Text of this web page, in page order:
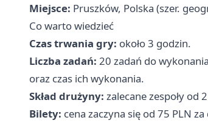
Miejsce: Pruszków, Polska (szer.
Co warto wiedzieć
Czas trwania gry: około 3 godzin.
Liczba zadań: 20 zadań do
oraz czas ich wykonania.
Skład drużyny: zalecane zespoły od
Bilety: cena zaczyna się od 75 PLN